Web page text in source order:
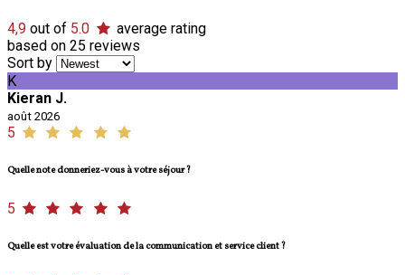
4,9 out of 5.0
average rating
based on 25 reviews
Sort by
K
Kieran J.
août 2026
5
Quelle note donneriez-vous à votre séjour ?
5
Quelle est votre évaluation de la communication et service client ?